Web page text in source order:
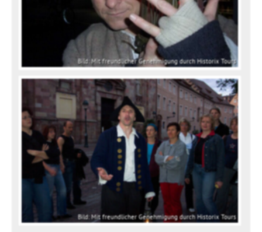
Bild: Mit freundlicher Genehmigung durch Historix Tours
Bild: Mit freundlicher Genehmigung durch Historix Tours